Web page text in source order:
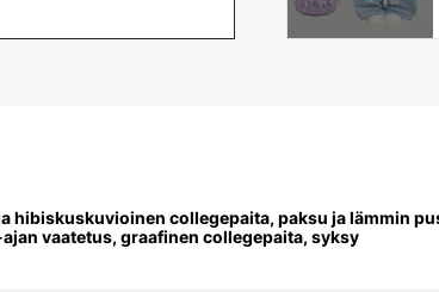
collegepaita, paksu ja lämmin
vaatetus, graafinen collegepaita, syksy